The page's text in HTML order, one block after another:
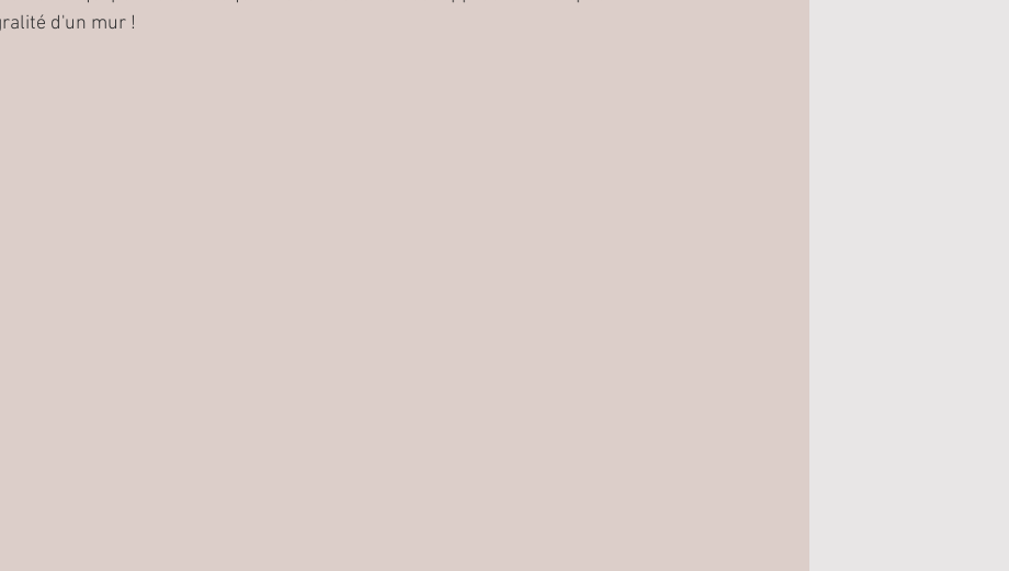
d'un mur !